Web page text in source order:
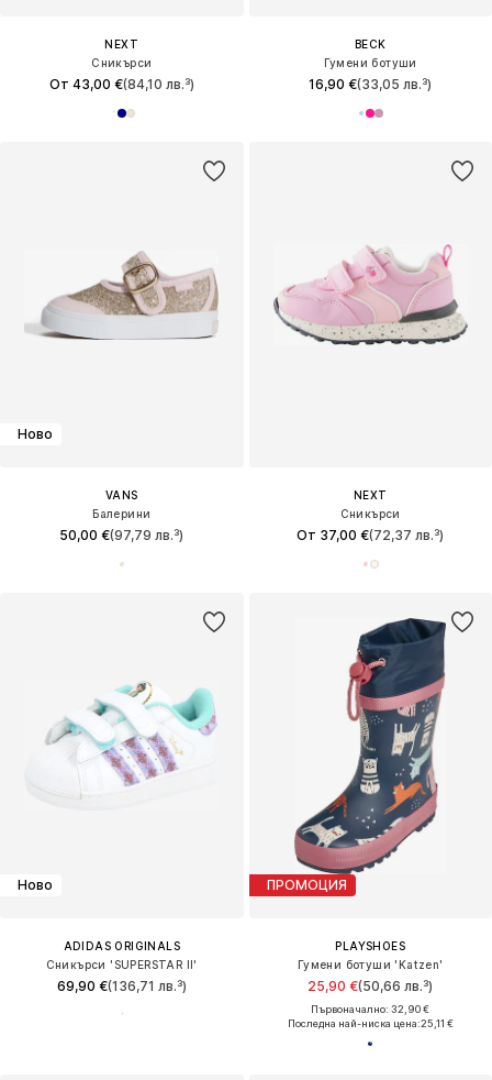
NEXT
Сникърси
От 43,00 €(84,10 лв.³)
BECK
Гумени ботуши
16,90 €(33,05 лв.³)
Ново
VANS
Балерини
50,00 €(97,79 лв.³)
NEXT
Сникърси
От 37,00 €(72,37 лв.³)
Ново
ADIDAS ORIGINALS
Сникърси 'SUPERSTAR II'
69,90 €(136,71 лв.³)
ПРОМОЦИЯ
PLAYSHOES
Гумени ботуши 'Katzen'
25,90 €(50,66 лв.³)
Първоначално: 32,90 €
Последна най-ниска цена:25,11 €